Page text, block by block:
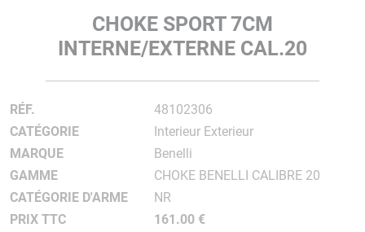
CHOKE SPORT 7CM
INTERNE/EXTERNE CAL.20
RÉF.
48102306
CATÉGORIE
Interieur Exterieur
MARQUE
Benelli
GAMME
CHOKE BENELLI CALIBRE 20
CATÉGORIE D'ARME
NR
PRIX TTC
161.00 €